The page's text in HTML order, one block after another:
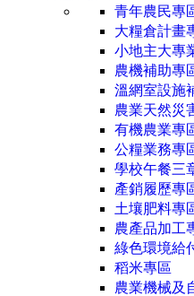
青年農民專
大糧倉計畫
小地主大專
農機補助專
溫網室設施
農業天然災
有機農業專
公糧業務專
學校午餐三
產銷履歷專
土壤肥料專
農產品加工
綠色環境給
稻米專區
農業機械及